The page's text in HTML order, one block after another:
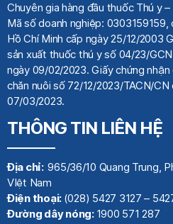
Chuyên gia hàng đầu thuốc Thú y–
Mã số doanh nghiệp: 0303159159,
Hồ Chí Minh cấp ngày 25/12/2003
sản xuất thuốc thú y số 04/23/
ngày 09/02/2023. Giấy chứng
chăn nuôi số 72/12/2023/TACN/
07/03/2023.
THÔNG TIN LIÊN HỆ
Địa chỉ:965/36/10 Quang Trung,
VIệt Nam
Điện thoại: (028) 5427 3127 –
Đường dây nóng: 1900 571 287